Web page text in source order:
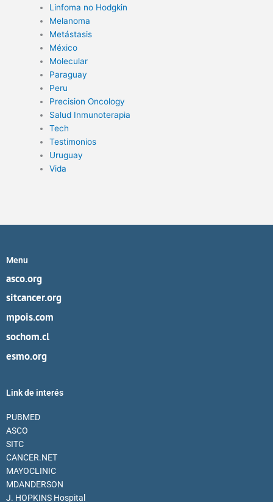
Linfoma no Hodgkin
Melanoma
Metástasis
México
Molecular
Paraguay
Peru
Precision Oncology
Salud Inmunoterapia
Tech
Testimonios
Uruguay
Vida
Menu
asco.org
sitcancer.org
mpois.com
sochom.cl
esmo.org
Link de interés
PUBMED
ASCO
SITC
CANCER.NET
MAYOCLINIC
MDANDERSON
J. HOPKINS Hospital